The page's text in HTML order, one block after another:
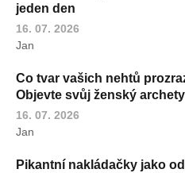
jeden den
16. 07. 2026
Jan
Co tvar vašich nehtů
Objevte svůj ženský
16. 07. 2026
Jan
Pikantní nakládačky jako